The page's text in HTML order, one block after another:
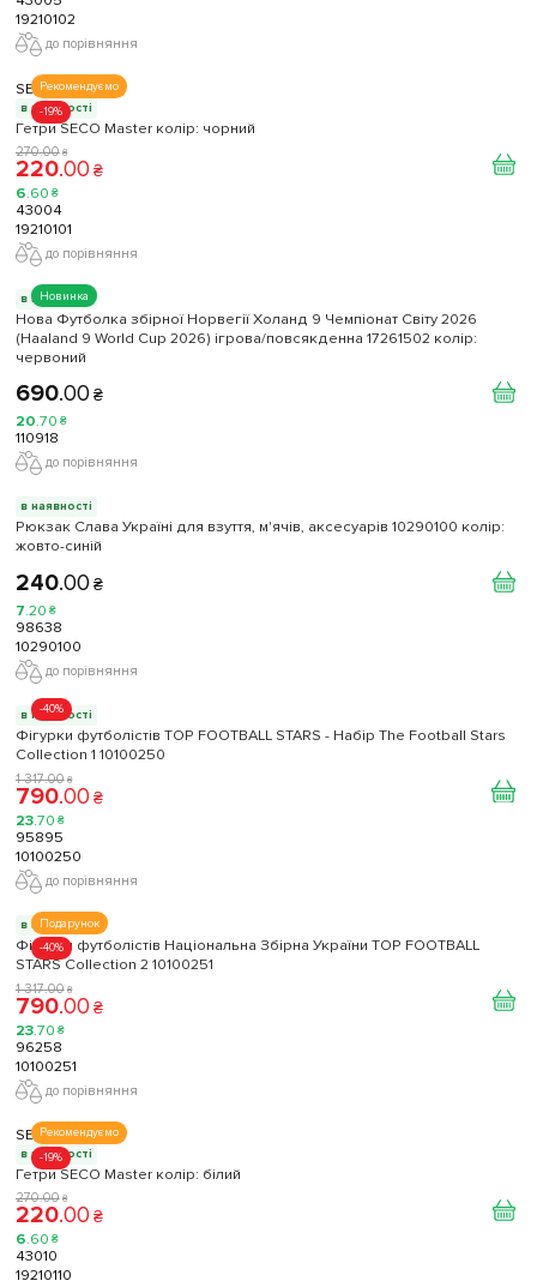
19210102
до порівняння
Рекомендуємо
-19%
SECO
в наявності
Гетри SECO Master колір: чорний
270.00 ₴
220.00 ₴
6.60 ₴
43004
19210101
до порівняння
Новинка
в наявності
Нова Футболка збірної Норвегії Холанд 9 Чемпіонат Світу 2026
(Haaland 9 World Cup 2026) ігрова/повсякденна 17261502 колiр:
червоний
690.00 ₴
20.70 ₴
110918
до порівняння
в наявності
Рюкзак Слава Україні для взуття, м'ячів, аксесуарів 10290100 колiр:
жовто-синій
240.00 ₴
7.20 ₴
98638
10290100
до порівняння
-40%
в наявності
Фігурки футболістів TOP FOOTBALL STARS - Набір The Football Stars
Collection 1 10100250
1 317.00 ₴
790.00 ₴
23.70 ₴
95895
10100250
до порівняння
Подарунок
-40%
в наявності
Фігурки футболістів Національна Збірна України TOP FOOTBALL
STARS Collection 2 10100251
1 317.00 ₴
790.00 ₴
23.70 ₴
96258
10100251
до порівняння
Рекомендуємо
-19%
SECO
в наявності
Гетри SECO Master колір: білий
270.00 ₴
220.00 ₴
6.60 ₴
43010
19210110